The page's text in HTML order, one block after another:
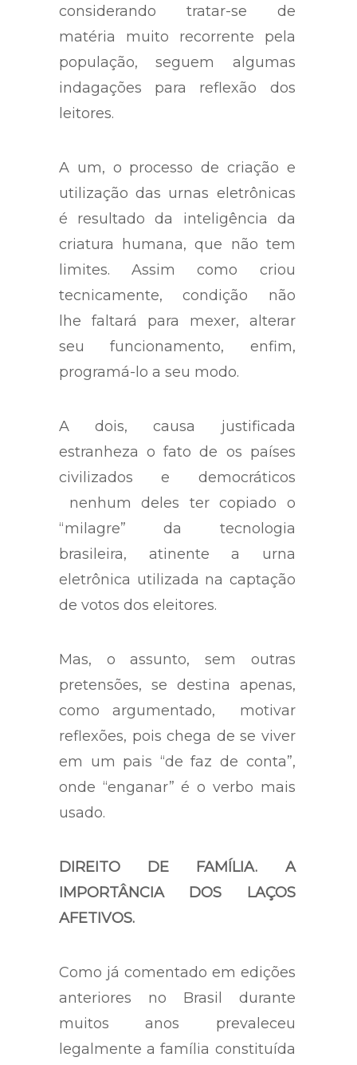
discussão racional do fato,
considerando tratar-se de
matéria muito recorrente pela
população, seguem algumas
indagações para reflexão dos
A um, o processo de criação e
utilização das urnas eletrônicas
é resultado da inteligência da
criatura humana, que não tem
limites. Assim como criou
tecnicamente, condição não
lhe faltará para mexer, alterar
seu funcionamento, enfim,
A dois, causa justificada
estranheza o fato de os países
civilizados e democráticos
nenhum deles ter copiado o
“milagre” da tecnologia
brasileira, atinente a urna
eletrônica utilizada na captação
Mas, o assunto, sem outras
pretensões, se destina apenas,
como argumentado, motivar
reflexões, pois chega de se viver
em um pais “de faz de conta”,
onde “enganar” é o verbo mais
DIREITO DE FAMÍLIA. A
IMPORTÂNCIA DOS LAÇOS
Como já comentado em edições
anteriores no Brasil durante
muitos anos prevaleceu